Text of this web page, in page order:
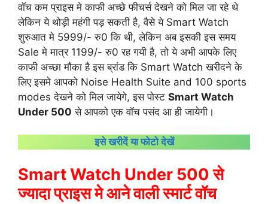
वॉच कम प्राइस मे काफी अच्छे फीचर्स देखने को मिल जा रहे थे
लेकिन ये थोड़ी महंगी पड़ सकती है, वैसे ये Smart Watch
शुरुआत मे 5999/- रु0 कि थी, लेकिन अब इसकी इस समय
Sale मे मात्र 1199/- रु0 रह गयी है, तो ये अभी आपके लिए
काफी अच्छा मौका है इस ब्रांड कि Smart Watch खरीदने के
लिए इसमे आपको Noise Health Suite and 100 sports
modes देखने को मिल जायेगे, इस पोस्ट Smart Watch
Under 500 से आपको एक वॉच पसंद आ ही जायेगी।
इसे खरीदें या फोटो देखें
Smart Watch Under 500 से
ज्यादा प्राइस मे आने वाली स्मार्ट वॉच